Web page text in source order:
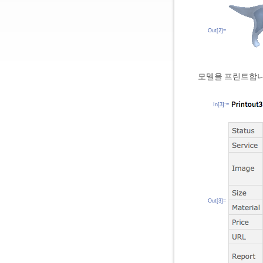
Out[2]=
모델을 프린트합
In[3]:=
Out[3]=